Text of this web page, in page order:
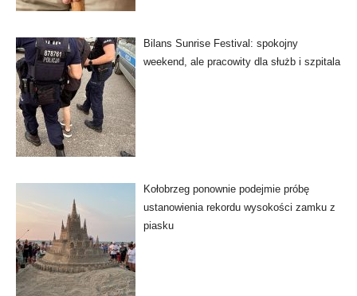
Bilans Sunrise Festival: spokojny
weekend, ale pracowity dla służb i szpitala
Kołobrzeg ponownie podejmie próbę
ustanowienia rekordu wysokości zamku z
piasku